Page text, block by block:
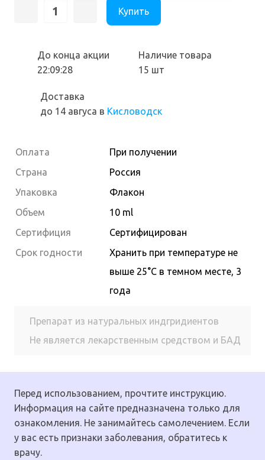
Купить
До конца акции
22:09:27
Наличие товара
15 шт
Доставка
до 14 авгуса в Кисловодск
Оплата
При получении
Страна
Россия
Упаковка
Флакон
Объем
10 ml
Сертифиция
Сертифицирован
Cрок годности
Хранить при температуре не
выше 25°С в темном месте, 3
года
Препарат из натуральных индгридиентов
Не является лекарственным средством и БАД
Перед использованием, прочтите инструкцию.
Информация на сайте предназначена только для
ознакомления. Не занимайтесь самолечением. Если
у вас есть признаки заболевания, обратитесь к
врачу.